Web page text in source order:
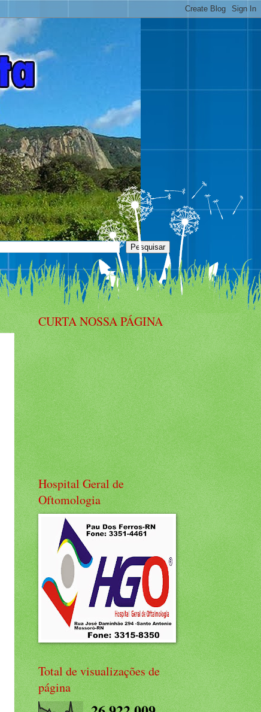
CURTA NOSSA PÁGINA
Hospital Geral de
Oftomologia
Total de visualizações de
página